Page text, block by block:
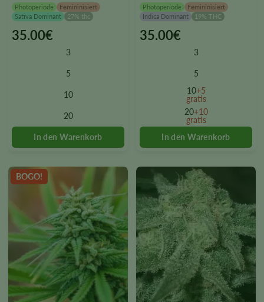
Photoperiode
Femininisiert
Sativa Dominant
27% thc
35.00€
3
5
10
20
This
chosen
the
product
Photoperiode
Femininisiert
Indica Dominant
19% THC
35.00€
3
5
10+5
gratis
20+10
gratis
This
chosen
the
product
page
BOGO!